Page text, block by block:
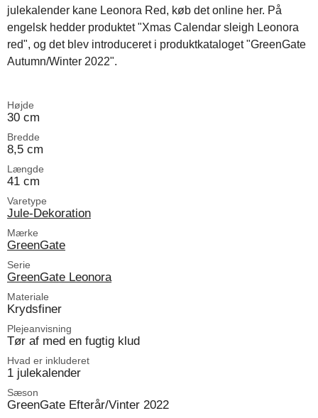
julekalender kane Leonora Red, køb det online her. På
engelsk hedder produktet "Xmas Calendar sleigh Leonora
red", og det blev introduceret i produktkataloget "GreenGate
Autumn/Winter 2022".
Højde
30 cm
Bredde
8,5 cm
Længde
41 cm
Varetype
Jule-Dekoration
Mærke
GreenGate
Serie
GreenGate Leonora
Materiale
Krydsfiner
Plejeanvisning
Tør af med en fugtig klud
Hvad er inkluderet
1 julekalender
Sæson
GreenGate Efterår/Vinter 2022